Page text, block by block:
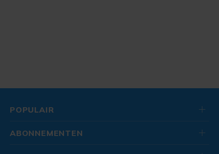
POPULAIR
ABONNEMENTEN